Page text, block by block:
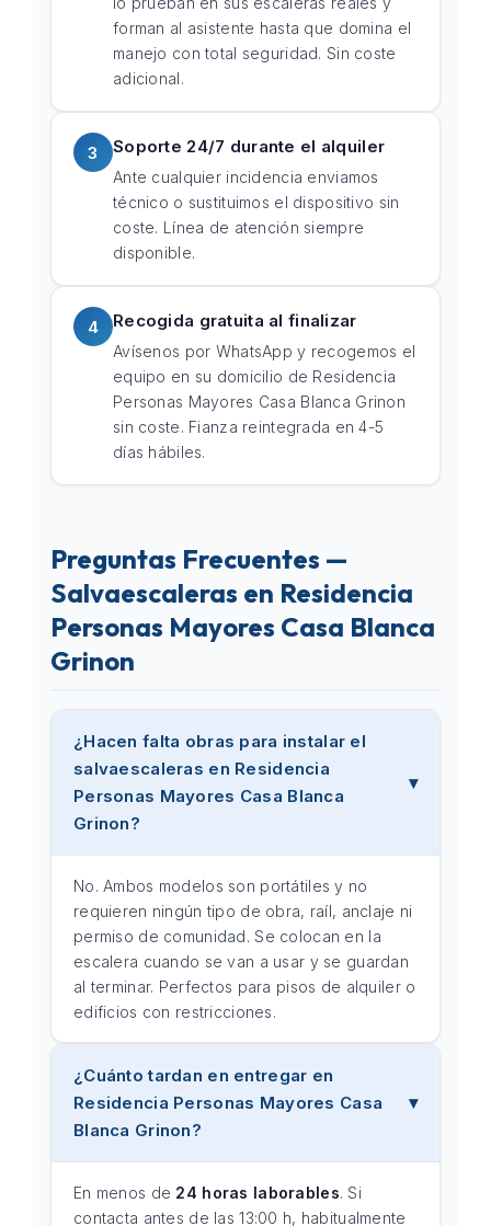
forman al asistente hasta que domina el
manejo con total seguridad. Sin coste
adicional.
3 Soporte 24/7 durante el alquiler
Ante cualquier incidencia enviamos
técnico o sustituimos el dispositivo sin
coste. Línea de atención siempre
disponible.
4 Recogida gratuita al finalizar
Avísenos por WhatsApp y recogemos el
equipo en su domicilio de Residencia
Personas Mayores Casa Blanca Grinon
sin coste. Fianza reintegrada en 4-5
días hábiles.
Preguntas Frecuentes —
Salvaescaleras en Residencia
Personas Mayores Casa Blanca
Grinon
¿Hacen falta obras para instalar el
salvaescaleras en Residencia
Personas Mayores Casa Blanca
Grinon?
No. Ambos modelos son portátiles y no
requieren ningún tipo de obra, raíl, anclaje ni
permiso de comunidad. Se colocan en la
escalera cuando se van a usar y se guardan
al terminar. Perfectos para pisos de alquiler o
edificios con restricciones.
¿Cuánto tardan en entregar en
Residencia Personas Mayores Casa
Blanca Grinon?
En menos de 24 horas laborables. Si
contacta antes de las 13:00 h, habitualmente